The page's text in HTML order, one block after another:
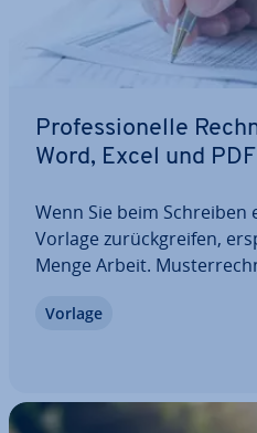
Pro­fes­sio­nel­le
Word, Excel und PDF
Wenn Sie beim Schreiben
Vorlage zu­rück­grei­fen,
Menge Arbeit.
van­ten Firmen- und
Vorlage